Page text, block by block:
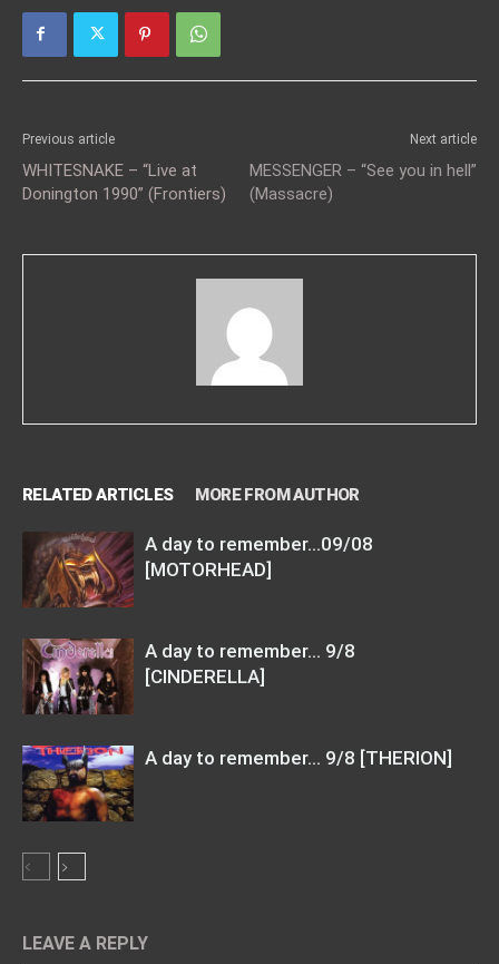
Previous article
WHITESNAKE – “Live at
Donington 1990” (Frontiers)
Next article
MESSENGER – “See you in hell”
(Massacre)
RELATED ARTICLES MORE FROM AUTHOR
A day to remember…09/08
[MOTORHEAD]
A day to remember… 9/8
[CINDERELLA]
A day to remember… 9/8 [THERION]
LEAVE A REPLY